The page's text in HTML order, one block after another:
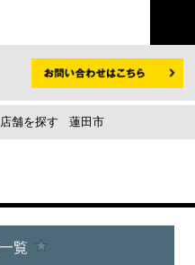
店舗を探す 蓮田市